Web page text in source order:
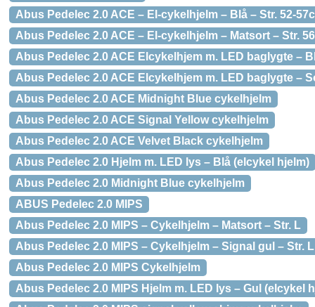
Abus Pedelec 2.0 ACE – El-cykelhjelm – Blå – Str. 52-
Abus Pedelec 2.0 ACE – El-cykelhjelm – Matsort – Str.
Abus Pedelec 2.0 ACE Elcykelhjem m. LED baglygte –
Abus Pedelec 2.0 ACE Elcykelhjem m. LED baglygte –
Abus Pedelec 2.0 ACE Midnight Blue cykelhjelm
Abus Pedelec 2.0 ACE Signal Yellow cykelhjelm
Abus Pedelec 2.0 ACE Velvet Black cykelhjelm
Abus Pedelec 2.0 Hjelm m. LED lys – Blå (elcykel hjelm)
Abus Pedelec 2.0 Midnight Blue cykelhjelm
ABUS Pedelec 2.0 MIPS
Abus Pedelec 2.0 MIPS – Cykelhjelm – Matsort – Str. L
Abus Pedelec 2.0 MIPS – Cykelhjelm – Signal gul – Str. L
Abus Pedelec 2.0 MIPS Cykelhjelm
Abus Pedelec 2.0 MIPS Hjelm m. LED lys – Gul (elcykel